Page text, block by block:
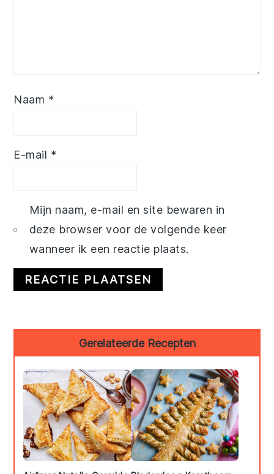
Naam *
E-mail *
Mijn naam, e-mail en site bewaren in
deze browser voor de volgende keer
wanneer ik een reactie plaats.
Sidebar
Gerelateerde Recepten